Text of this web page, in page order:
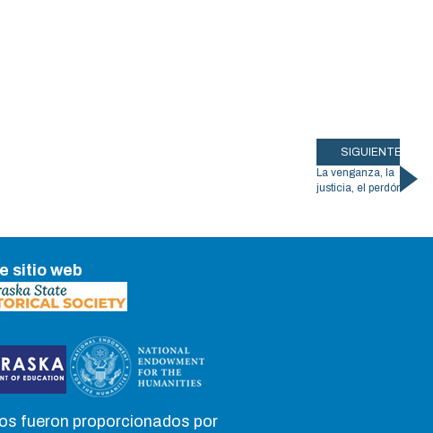
SIGUIENTE
La venganza, la
justicia, el perdón
sitio web
fueron proporcionados por